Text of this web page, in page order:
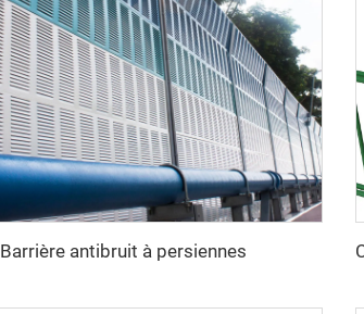
Barrière antibruit à persiennes